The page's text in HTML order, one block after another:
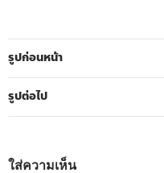
รูปก่อนหน้า
รูปต่อไป
ใส่ความเห็น